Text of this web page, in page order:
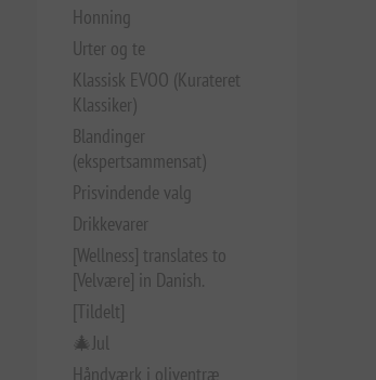
Honning
Urter og te
Klassisk EVOO (Kurateret
Klassiker)
Blandinger
(ekspertsammensat)
Prisvindende valg
Drikkevarer
[Wellness] translates to
[Velvære] in Danish.
[Tildelt]
🎄Jul
Håndværk i oliventræ